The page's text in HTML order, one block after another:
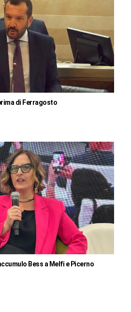
di Ferragosto
Bess a Melfi e Picerno